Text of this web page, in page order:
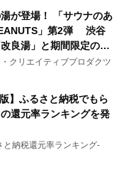
が登場！ 「サウナのあ
」第2弾 渋谷
良湯」と期間限定のコ
ン サウナイキタイコラ
決定！
クリエイティブプロダクツ
】ふるさと納税でもら
還元率ランキングを発
と納税還元率ランキング-